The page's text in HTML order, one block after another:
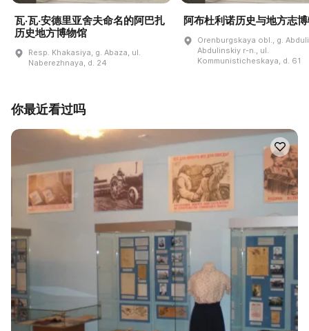
瓦·瓦·安德里亚舍夫命名的阿巴扎
历史地方博物馆
Resp. Khakasiya, g. Abaza, ul.
Naberezhnaya, d. 24
阿布杜利诺历史与地方志
Orenburgskaya obl., g.
Abdulinskiy r-n., ul.
Kommunisticheskaya, d. 61
你最近看过吗